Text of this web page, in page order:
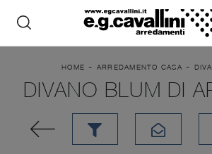
HOME - ARREDAMENTO CASA -
DIVANO BLUM DI